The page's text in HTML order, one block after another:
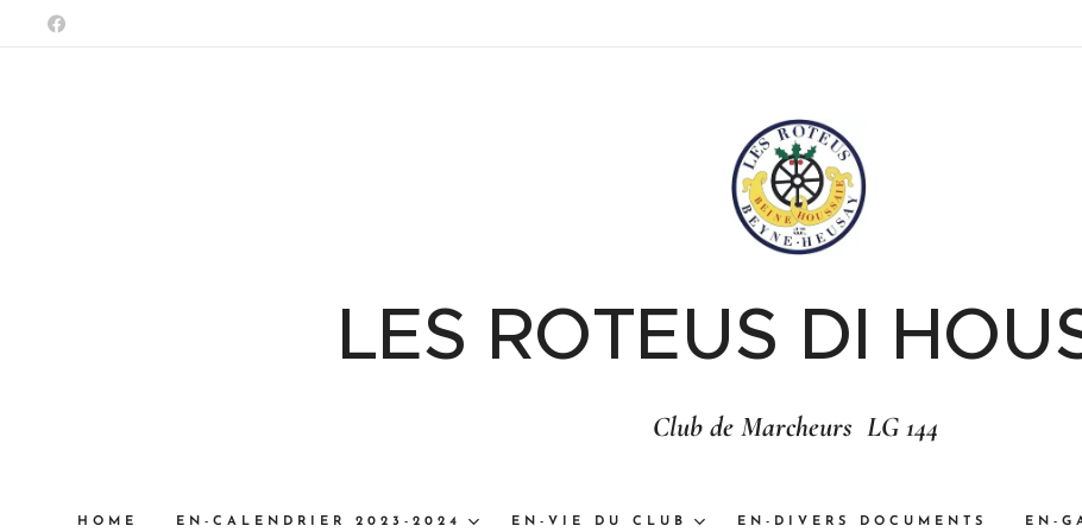
LES ROTEUS DI
Club de Marcheurs LG 144
HOME EN-CALENDRIER 2023-2024 EN-VIE DU CLUB EN-DIVERS DOCUMENTS EN-